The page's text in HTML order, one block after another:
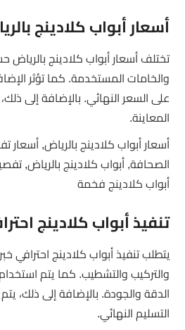
أسعار أبواب كلادينج
تختلف أسعار أبواب كلادينج
والخامات المستخدمة. كما تؤثر
على السعر النهائي. بالإضافة إلى
المعاينة.
أسعار أبواب كلادينج بالرياض,
الصحافة, أبواب كلادينج بالرياض,
أبواب كلادينج فخمة
تنفيذ أبواب كلادينج
يتطلب تنفيذ أبواب كلادينج احترافي
والتركيب والتشطيب. كما يتم
الدقة والجودة. بالإضافة إلى ذلك،
التسليم النهائي.